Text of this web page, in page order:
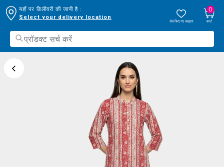
यहाँ पर डिलीवरी की जानी है :
Select your delivery location
सेव किए गए आइटम
0
कार्ट